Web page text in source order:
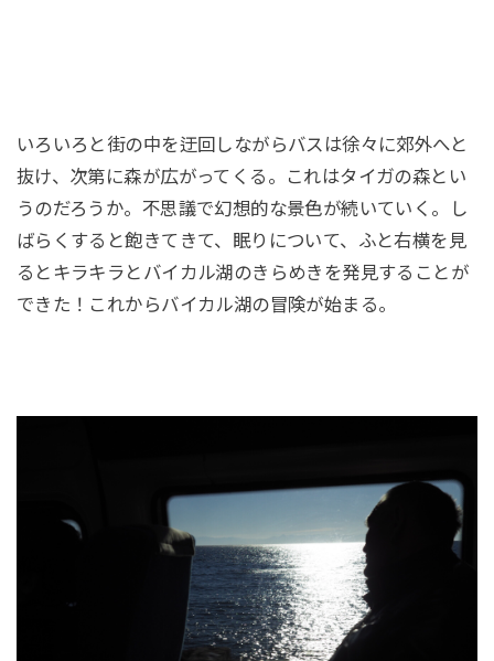
いろいろと街の中を迂回しながらバスは徐々に郊外へと
抜け、次第に森が広がってくる。これはタイガの森とい
うのだろうか。不思議で幻想的な景色が続いていく。し
ばらくすると飽きてきて、眠りについて、ふと右横を見
るとキラキラとバイカル湖のきらめきを発見することが
できた！これからバイカル湖の冒険が始まる。